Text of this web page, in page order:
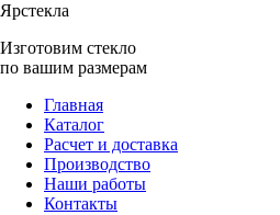
Ярстекла
Изготовим стекло
по вашим размерам
Главная
Каталог
Расчет и доставка
Производство
Наши работы
Контакты